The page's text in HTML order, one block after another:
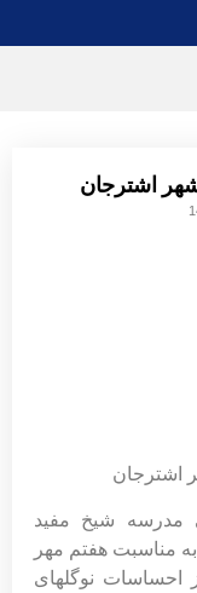
اشترجان
شیخ مفید
هفتم مهر
نوگلهای